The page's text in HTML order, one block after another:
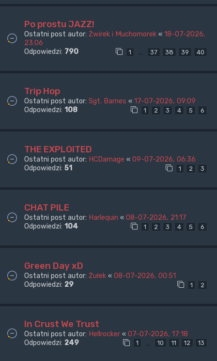
Po prostu JAZZ!
Ostatni post autor: Żwirek i Muchomorek « 18-07-2026,
23:06
Odpowiedzi: 790 1 … 37 38 39 40
Trip Hop
Ostatni post autor: Sgt. Barnes « 17-07-2026, 09:09
Odpowiedzi: 108 1 2 3 4 5 6
THE EXPLOITED
Ostatni post autor: HCDamage « 09-07-2026, 06:36
Odpowiedzi: 51 1 2 3
CHAT PILE
Ostatni post autor: Harlequin « 08-07-2026, 21:17
Odpowiedzi: 104 1 2 3 4 5 6
Green Day xD
Ostatni post autor: Żułek « 08-07-2026, 00:51
Odpowiedzi: 29 1 2
In Crust We Trust
Ostatni post autor: Hellrocker « 07-07-2026, 17:18
Odpowiedzi: 249 1 … 10 11 12 13